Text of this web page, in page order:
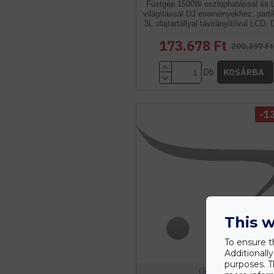
Füstgép 1500W oszlophatással és
világítással DJ eseményekhez,
3L olajtartállyal távirányítóval LCD,
173.678 Ft 200.397 Ft
Db KOSÁRBA
-
Optonica
This
To ensure
purposes.